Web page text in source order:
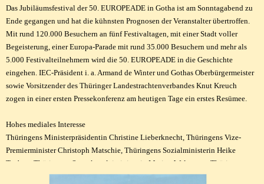
Das Jubiläumsfestival der 50. EUROPEADE in Gotha ist am Sonntagabend zu
Ende gegangen und hat die kühnsten Prognosen der Veranstalter übertroffen.
Mit rund 120.000 Besuchern an fünf Festivaltagen, mit einer Stadt voller
Begeisterung, einer Europa-Parade mit rund 35.000 Besuchern und mehr als
5.000 Festivalteilnehmern wird die 50. EUROPEADE in die Geschichte
eingehen. IEC-Präsident i. a. Armand de Winter und Gothas Oberbürgermeister
sowie Vorsitzender des Thüringer Landestrachtenverbandes Knut Kreuch
zogen in einer ersten Pressekonferenz am heutigen Tage ein erstes Resümee.
Hohes mediales Interesse
Thüringens Ministerpräsidentin Christine Lieberknecht, Thüringens Vize-
Premierminister Christoph Matschie, Thüringens Sozialministerin Heike
Taubert, Thüringens Staatskanzleiministerin Marion Walsmann, Thüringens
Wirtschaftsstaatssekretär Jochen Staschewski, Thüringens